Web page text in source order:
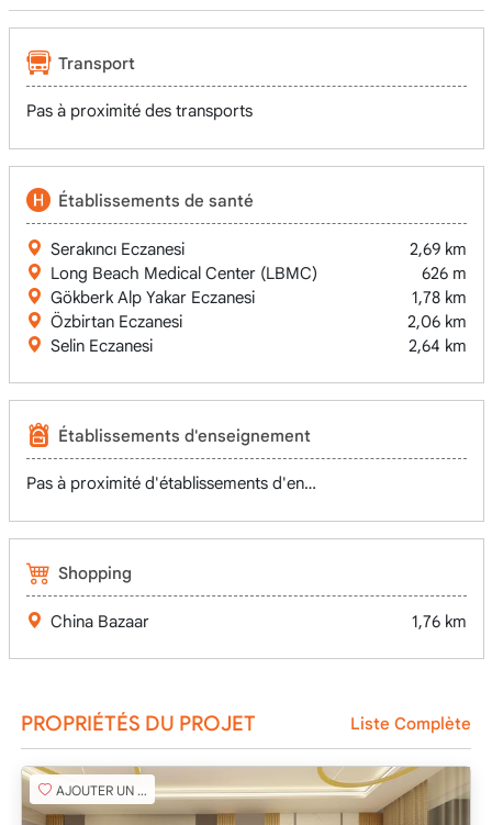
Transport
Pas à proximité des transports
Établissements de santé
Serakıncı Eczanesi
2,69 km
Long Beach Medical Center (LBMC)
626 m
Gökberk Alp Yakar Eczanesi
1,78 km
Özbirtan Eczanesi
2,06 km
Selin Eczanesi
2,64 km
Établissements d'enseignement
Pas à proximité d'établissements d'enseignement
Shopping
China Bazaar 1,76 km
PROPRIÉTÉS DU PROJET Liste Complète
AJOUTER UN FAVORI